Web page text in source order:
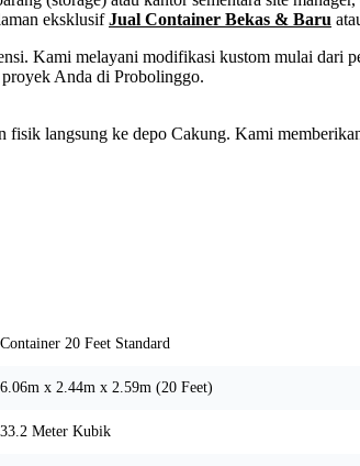
eksklusifJual Container Bekas & Baru
Kami melayani modifikasi kustom mulai dari
Anda di Probolinggo.
langsung ke depo Cakung. Kami
Container 20 Feet Standard
6.06m x 2.44m x 2.59m (20 Feet)
33.2 Meter Kubik